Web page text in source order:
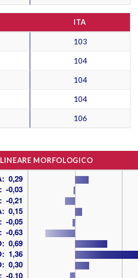
ITA
103
104
104
104
106
LINEARE MORFOLOGICO